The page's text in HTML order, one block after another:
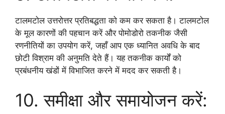
टालमटोल उत्तरोत्तर प्रतिबद्धता को कम कर सकता है। टालमटोल
के मूल कारणों की पहचान करें और पोमोडोरो तकनीक जैसी
रणनीतियों का उपयोग करें, जहाँ आप एक ध्यानित अवधि के बाद
छोटी विश्राम की अनुमति देते हैं। यह तकनीक कार्यों को
प्रबंधनीय खंडों में विभाजित करने में मदद कर सकती है।
10. समीक्षा और समायोजन करें: